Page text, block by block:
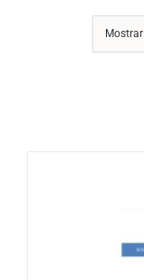
Mostrar